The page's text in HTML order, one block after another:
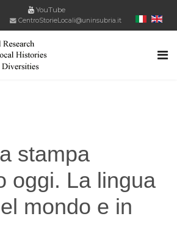
YouTube
CentroStorieLocali@uninsubria.it
stampa
oggi. La lingua
mondo e in